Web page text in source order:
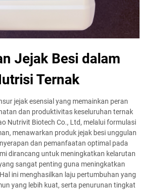
Jejak Besi dalam
Ternak
jejak esensial yang memainkan peran
dan produktivitas keseluruhan ternak
Nutrivit Biotech Co., Ltd, melalui formulasi
menawarkan produk jejak besi unggulan
dan pemanfaatan optimal pada
dirancang untuk meningkatkan kelarutan
sangat penting guna meningkatkan
ini menghasilkan laju pertumbuhan yang
yang lebih kuat, serta penurunan tingkat